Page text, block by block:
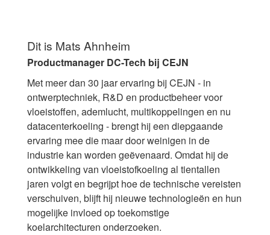
Dit is Mats Ahnheim
Productmanager DC-Tech bij CEJN
Met meer dan 30 jaar ervaring bij CEJN - in
ontwerptechniek, R&D en productbeheer voor
vloeistoffen, ademlucht, multikoppelingen en nu
datacenterkoeling - brengt hij een diepgaande
ervaring mee die maar door weinigen in de
industrie kan worden geëvenaard. Omdat hij de
ontwikkeling van vloeistofkoeling al tientallen
jaren volgt en begrijpt hoe de technische vereisten
verschuiven, blijft hij nieuwe technologieën en hun
mogelijke invloed op toekomstige
koelarchitecturen onderzoeken.